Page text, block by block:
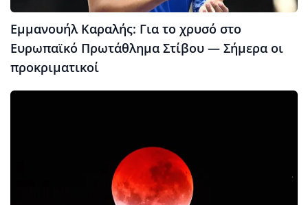
Εμμανουήλ Καραλής: Για το χρυσό στο
Ευρωπαϊκό Πρωτάθλημα Στίβου — Σήμερα οι
προκριματικοί